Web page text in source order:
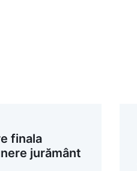
finala
jurământ